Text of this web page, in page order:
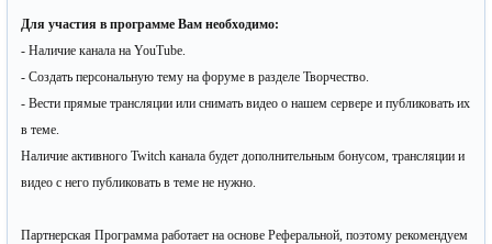
Для участия в программе Вам необходимо:
- Наличие канала на YouTube.
- Создать персональную тему на форуме в разделе Творчество.
- Вести прямые трансляции или снимать видео о нашем сервере и публиковать их
в теме.
Наличие активного Twitch канала будет дополнительным бонусом, трансляции и
видео с него публиковать в теме не нужно.
Партнерская Программа работает на основе Реферальной, поэтому рекомендуем